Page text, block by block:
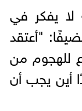
لا يفكر في
"أعتقد
للهجوم من
أين يجب أن